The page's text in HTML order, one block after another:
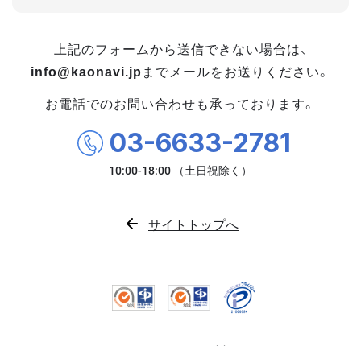
上記のフォームから送信できない場合は、
info@kaonavi.jp までメールをお送りください。
お電話でのお問い合わせも承っております。
03-6633-2781
サイトトップへ